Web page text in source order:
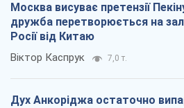
Москва висуває претензії
дружба перетворюється на
Росії від Китаю
Віктор Каспрук 7,0 т.
Дух Анкоріджа остаточно